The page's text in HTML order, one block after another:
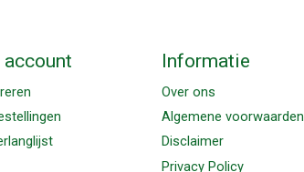
Informatie
Over ons
Algemene voorwaarden
Disclaimer
Privacy Policy